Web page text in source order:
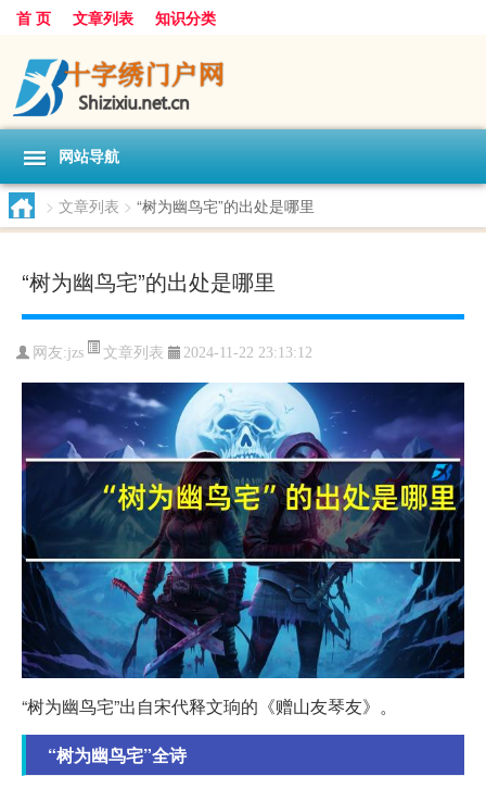
首 页 文章列表 知识分类
网站导航
> 文章列表 > “树为幽鸟宅”的出处是哪里
“树为幽鸟宅”的出处是哪里
网友:jzs 文章列表 2024-11-22 23:13:12
“树为幽鸟宅”出自宋代释文珦的《赠山友琴友》。
“树为幽鸟宅”全诗